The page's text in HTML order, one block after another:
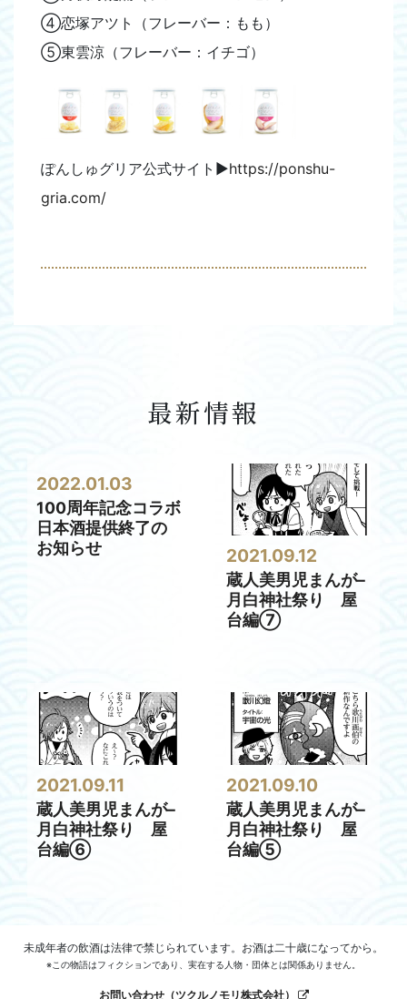
④恋塚アツト（フレーバー：もも）
⑤東雲涼（フレーバー：イチゴ）
ぽんしゅグリア公式サイト▶︎https://ponshu-
gria.com/
最新情報
2022.01.03
100周年記念コラボ
日本酒提供終了の
お知らせ
2021.09.12
蔵人美男児まんが–
月白神社祭り 屋
台編⑦
2021.09.11
蔵人美男児まんが–
月白神社祭り 屋
台編⑥
2021.09.10
蔵人美男児まんが–
月白神社祭り 屋
台編⑤
未成年者の飲酒は法律で禁じられています。お酒は二十歳になってから。
※この物語はフィクションであり、実在する人物・団体とは関係ありません。
お問い合わせ（ツクルノモリ株式会社）